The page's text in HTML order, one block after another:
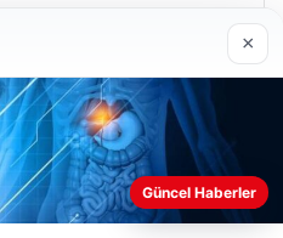
daha iyi anlayabilmek,
×
Güncel Haberler